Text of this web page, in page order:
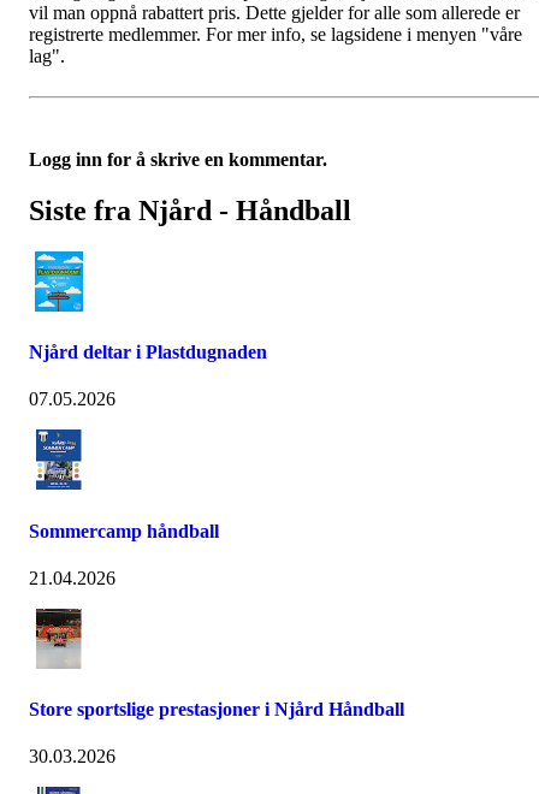
vil man oppnå rabattert pris. Dette gjelder for alle som allerede er
registrerte medlemmer. For mer info, se lagsidene i menyen "våre
lag".
Logg inn for å skrive en kommentar.
Siste fra Njård - Håndball
Njård deltar i Plastdugnaden
07.05.2026
Sommercamp håndball
21.04.2026
Store sportslige prestasjoner i Njård Håndball
30.03.2026